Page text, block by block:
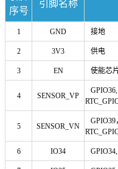
序号
引脚名称
1 GND 接地
2 3V3 供电
3 EN 使能芯
4 SENSOR_VP
5 SENSOR_VN
GPIO39
6 IO34